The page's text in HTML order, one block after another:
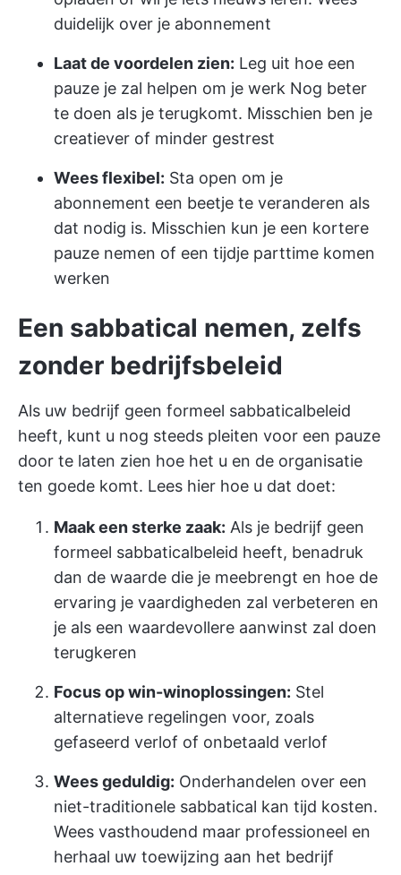
duidelijk over je abonnement
Laat de voordelen zien: Leg uit hoe een
pauze je zal helpen om je werk Nog beter
te doen als je terugkomt. Misschien ben je
creatiever of minder gestrest
Wees flexibel: Sta open om je
abonnement een beetje te veranderen als
dat nodig is. Misschien kun je een kortere
pauze nemen of een tijdje parttime komen
werken
Een sabbatical nemen, zelfs
zonder bedrijfsbeleid
Als uw bedrijf geen formeel sabbaticalbeleid
heeft, kunt u nog steeds pleiten voor een pauze
door te laten zien hoe het u en de organisatie
ten goede komt. Lees hier hoe u dat doet:
Maak een sterke zaak: Als je bedrijf geen
formeel sabbaticalbeleid heeft, benadruk
dan de waarde die je meebrengt en hoe de
ervaring je vaardigheden zal verbeteren en
je als een waardevollere aanwinst zal doen
terugkeren
Focus op win-winoplossingen: Stel
alternatieve regelingen voor, zoals
gefaseerd verlof of onbetaald verlof
Wees geduldig: Onderhandelen over een
niet-traditionele sabbatical kan tijd kosten.
Wees vasthoudend maar professioneel en
herhaal uw toewijzing aan het bedrijf